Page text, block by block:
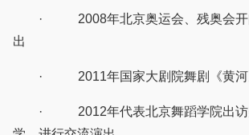
· 2008年北京奥运会、残奥会开
出
· 2011年国家大剧院舞剧《黄河
· 2012年代表北京舞蹈学院出访